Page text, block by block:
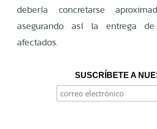
debería concretarse
asegurando así la entrega
afectados.
SUSCRÍBETE A